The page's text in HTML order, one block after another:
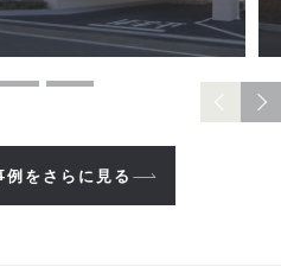
例をさらに見る